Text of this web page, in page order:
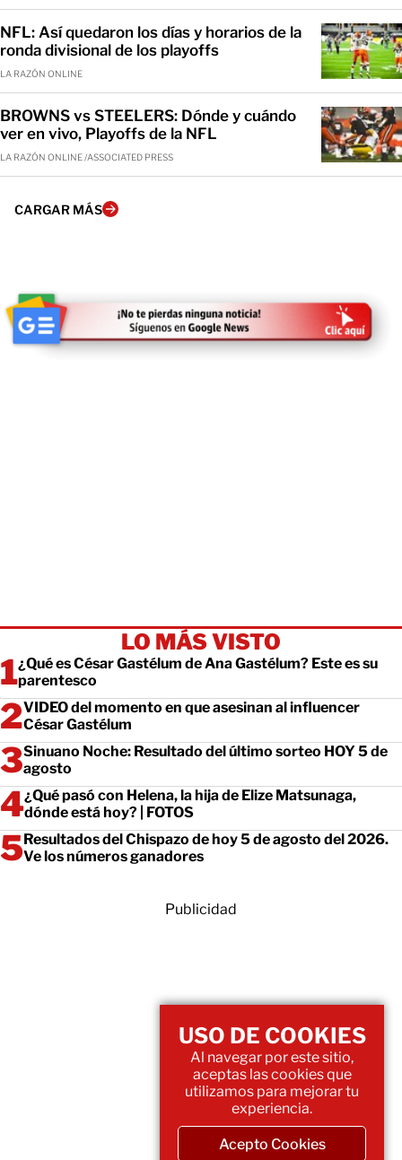
NFL: Así quedaron los días y horarios de la
ronda divisional de los playoffs
LA RAZÓN ONLINE
BROWNS vs STEELERS: Dónde y cuándo
ver en vivo, Playoffs de la NFL
LA RAZÓN ONLINE /ASSOCIATED PRESS
CARGAR MÁS
LO MÁS VISTO
¿Qué es César Gastélum de Ana Gastélum? Este es su
parentesco
VIDEO del momento en que asesinan al influencer
César Gastélum
Sinuano Noche: Resultado del último sorteo HOY 5 de
agosto
¿Qué pasó con Helena, la hija de Elize Matsunaga,
dónde está hoy? | FOTOS
Resultados del Chispazo de hoy 5 de agosto del 2026.
Ve los números ganadores
Publicidad
USO DE COOKIES
Al navegar por este sitio,
aceptas las cookies que
utilizamos para mejorar tu
experiencia.
Acepto Cookies